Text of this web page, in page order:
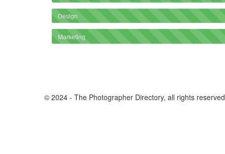
Design
Marketing
© 2024 - The Photographer Directory, all rights reserved